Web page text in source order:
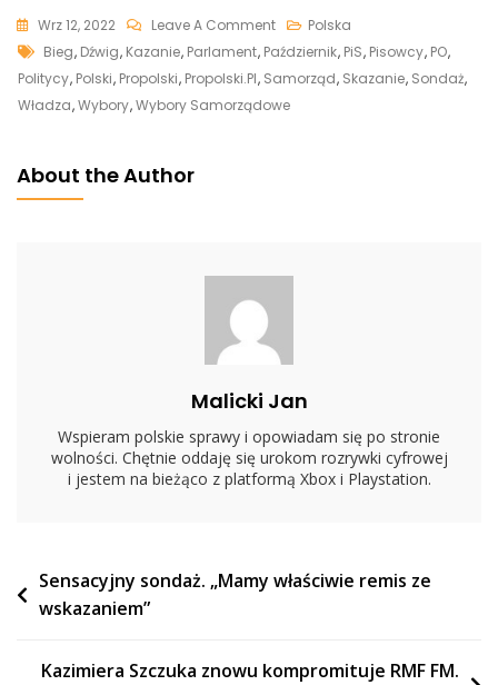
Wrz 12, 2022 Leave A CommentOn
Pisowcy
Zwołali
Pilną
Polska
Tags
Bieg, Dźwig, Kazanie, Parlament, Październik, PiS, Pisowcy, PO,
Politycy, Polski, Propolski, Propolski.pl, Samorząd, Skazanie, Sondaż,
Władza,Wybory,Wybory Samorządowe
About the Author
Malicki Jan
Wspieram polskie sprawy i opowiadam się po stronie
wolności. Chętnie oddaję się urokom rozrywki cyfrowej
i jestem na bieżąco z platformą Xbox i Playstation.
Nawigacja
wpisu
Sensacyjny sondaż. „Mamy właściwie remis ze
wskazaniem”
Kazimiera Szczuka znowu kompromituje RMF FM.